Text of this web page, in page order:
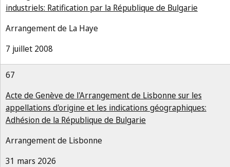
industriels: Ratification par la République de Bulgarie
Arrangement de La Haye
7 juillet 2008
67
Acte de Genève de l'Arrangement de Lisbonne sur les
appellations d'origine et les indications géographiques:
Adhésion de la République de Bulgarie
Arrangement de Lisbonne
31 mars 2026